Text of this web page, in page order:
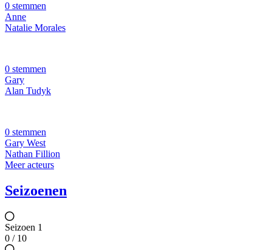
0 stemmen
Anne
Natalie Morales
0 stemmen
Gary
Alan Tudyk
0 stemmen
Gary West
Nathan Fillion
Meer acteurs
Seizoenen
Seizoen 1
0 / 10